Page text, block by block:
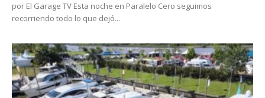
por El Garage TV Esta noche en Paralelo Cero seguimos
recorriendo todo lo que dejó...